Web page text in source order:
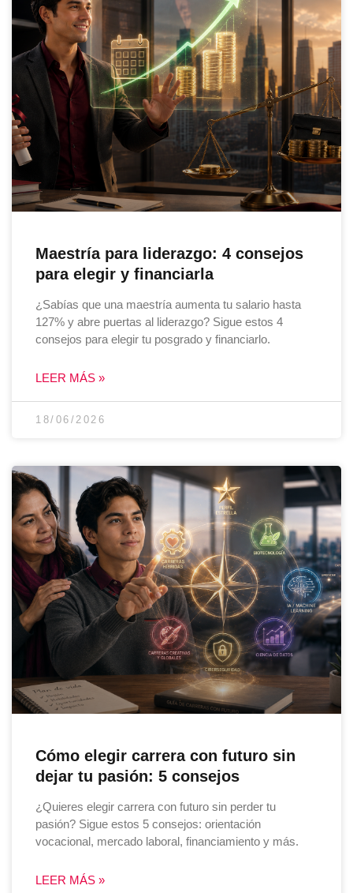
Maestría para liderazgo: 4 consejos
para elegir y financiarla
¿Sabías que una maestría aumenta tu salario hasta
127% y abre puertas al liderazgo? Sigue estos 4
consejos para elegir tu posgrado y financiarlo.
LEER MÁS »
18/06/2026
Cómo elegir carrera con futuro sin
dejar tu pasión: 5 consejos
¿Quieres elegir carrera con futuro sin perder tu
pasión? Sigue estos 5 consejos: orientación
vocacional, mercado laboral, financiamiento y más.
LEER MÁS »